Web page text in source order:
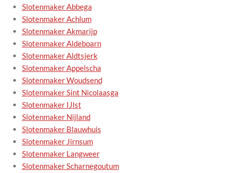
Slotenmaker Abbega
Slotenmaker Achlum
Slotenmaker Akmarijp
Slotenmaker Aldeboarn
Slotenmaker Aldtsjerk
Slotenmaker Appelscha
Slotenmaker Woudsend
Slotenmaker Sint Nicolaasga
Slotenmaker IJlst
Slotenmaker Nijland
Slotenmaker Blauwhuis
Slotenmaker Jirnsum
Slotenmaker Langweer
Slotenmaker Scharnegoutum